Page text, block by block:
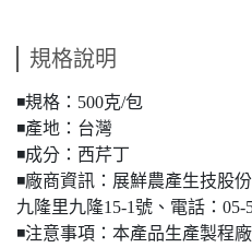
規格說明
◾️規格：500克/包
◾️產地：台灣
◾️成分：西芹丁
◾️廠商資訊：展鮮農產生技股
九隆里九隆15-1號、電話：05-
◾️注意事項：本產品生產製程